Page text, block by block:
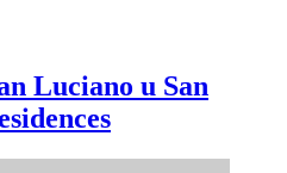
Luciano u San